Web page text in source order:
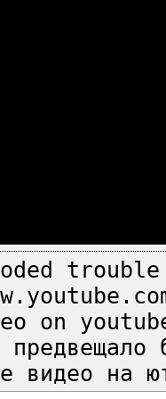
trouble
on
предвещало
видео на